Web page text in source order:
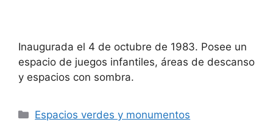
Inaugurada el 4 de octubre de 1983. Posee un
espacio de juegos infantiles, áreas de descanso
y espacios con sombra.
Espacios verdes y monumentos